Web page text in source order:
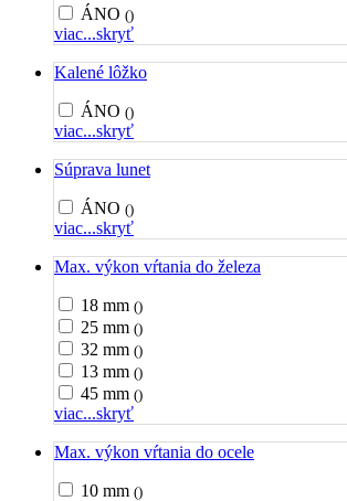
ÁNO ()
viac...skryť
Kalené lôžko
ÁNO ()
viac...skryť
Súprava lunet
ÁNO ()
viac...skryť
Max. výkon vŕtania do železa
18 mm ()
25 mm ()
32 mm ()
13 mm ()
45 mm ()
viac...skryť
Max. výkon vŕtania do ocele
10 mm ()